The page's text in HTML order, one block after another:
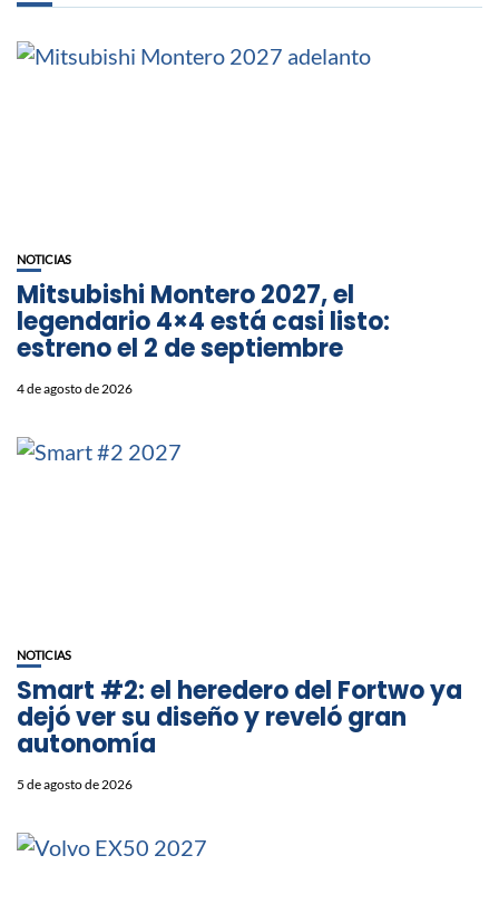
NOTICIAS
Mitsubishi Montero 2027, el
legendario 4×4 está casi listo:
estreno el 2 de septiembre
4 de agosto de 2026
NOTICIAS
Smart #2: el heredero del Fortwo ya
dejó ver su diseño y reveló gran
autonomía
5 de agosto de 2026